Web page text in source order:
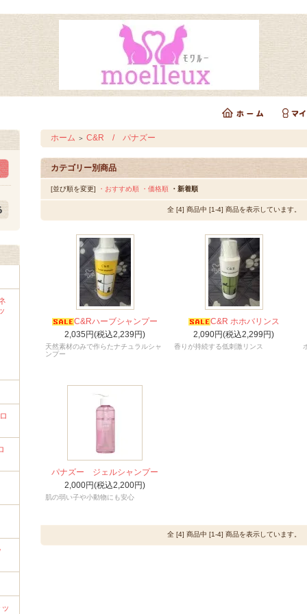
ホーム ＞ C&R / パナズー
カテゴリー別商品
[並び順を変更] ・おすすめ順 ・価格順 ・新着順
全 [4] 商品中 [1-4] 商品を表示しています。
C&Rハーブシャンプー
2,035円(税込2,239円)
天然素材のみで作らたナチュラルシャ
ンプー
C&R ホホバリンス
2,090円(税込2,299円)
香りが持続する低刺激リンス
パナズー ジェルシャンプー
2,000円(税込2,200円)
肌の弱い子や小動物にも安心
全 [4] 商品中 [1-4] 商品を表示しています。